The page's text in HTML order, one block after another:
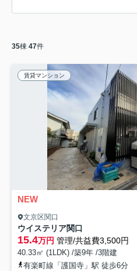
35棟 47件
賃貸マンション
NEW
文京区関口
ウイステリア関口
15.4万円 管理/共益費3,500円
40.33㎡ (1LDK) /築9年 /3階建
有楽町線「護国寺」駅 徒歩6分